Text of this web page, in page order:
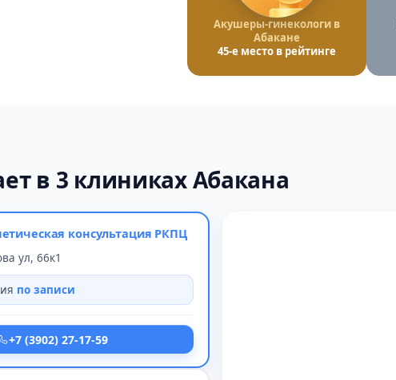
Акушеры-гинекологи в
Абакане
45-е место в рейтинге
в 3 клиниках Абакана
консультация РКПЦ
ул, 66к1
по записи
+7 (3902) 27-17-59